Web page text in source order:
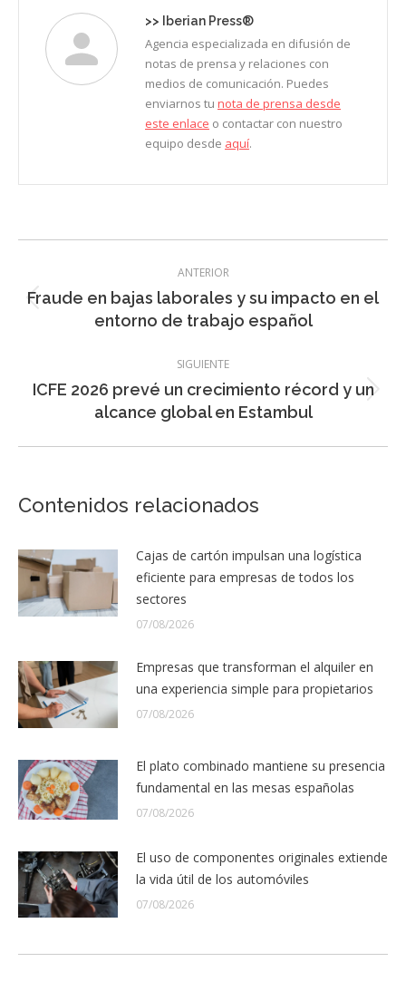
>> Iberian Press®
Agencia especializada en difusión de
notas de prensa y relaciones con
medios de comunicación. Puedes
enviarnos tu nota de prensa desde
este enlace o contactar con nuestro
equipo desde aquí.
entre
entradas
ANTERIOR
Entrada
anterior:
Fraude en bajas laborales y su impacto en el
entorno de trabajo español
SIGUIENTE
Entrada
siguiente:
ICFE 2026 prevé un crecimiento récord y un
alcance global en Estambul
Contenidos relacionados
Cajas de cartón impulsan una logística
eficiente para empresas de todos los
sectores
07/08/2026
Empresas que transforman el alquiler en
una experiencia simple para propietarios
07/08/2026
El plato combinado mantiene su presencia
fundamental en las mesas españolas
07/08/2026
El uso de componentes originales extiende
la vida útil de los automóviles
07/08/2026